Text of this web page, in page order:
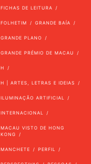
FICHAS DE LEITURA
FOLHETIM GRANDE BAÍA
GRANDE PLANO
GRANDE PRÉMIO DE MACAU
H
H | ARTES, LETRAS E IDEIAS
ILUMINAÇÃO ARTIFICIAL
INTERNACIONAL
MACAU VISTO DE HONG
KONG
MANCHETE PERFIL